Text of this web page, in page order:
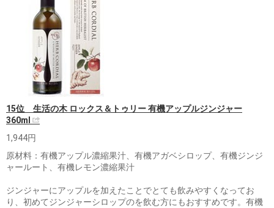
15位 生活の木 ロックス＆トゥリー 有機アップルジンジャー
360ml
1,944円
原材料：有機アップル濃縮果汁、有機アガベシロップ、有機ジンジ
ャールート、有機レモン濃縮果汁
ジンジャーにアップルを加えたことでとても飲みやすくなってお
り、初めてジンジャーシロップのを飲む方にもおすすめです。有機